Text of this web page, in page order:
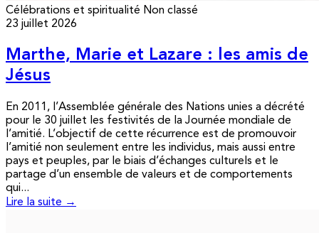
Célébrations et spiritualité Non classé
23 juillet 2026
Marthe, Marie et Lazare : les amis de
Jésus
En 2011, l’Assemblée générale des Nations unies a décrété
pour le 30 juillet les festivités de la Journée mondiale de
l’amitié. L’objectif de cette récurrence est de promouvoir
l’amitié non seulement entre les individus, mais aussi entre
pays et peuples, par le biais d’échanges culturels et le
partage d’un ensemble de valeurs et de comportements
qui...
Lire la suite →